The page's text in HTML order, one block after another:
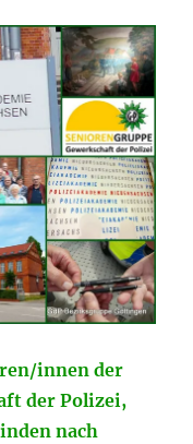
innen der
der Polizei,
nach